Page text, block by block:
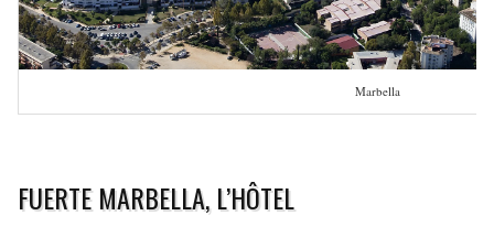
Marbella
FUERTE MARBELLA, L’HÔTEL